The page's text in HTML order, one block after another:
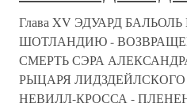
Глава XV ЭДУАРД
ШОТЛАНДИЮ -
СМЕРТЬ СЭРА
РЫЦАРЯ
НЕВИЛЛ-КРОССА -